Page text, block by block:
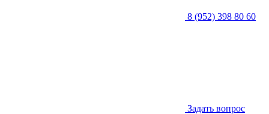
8 (952) 398 80 60
Задать вопрос